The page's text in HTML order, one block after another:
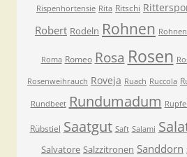
Rispenhortensie Rita Ritschi
Robert Rodeln Rohnen
Roma Romeo Rosa Rosen
Rosenweihrauch Roveja Ruach Ruccola
Rundbeet Rundumadum
Rübstiel Saatgut Saft Salami
Salvatore Salzzitronen Sanddorn